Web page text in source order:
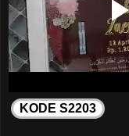
KODE S2203